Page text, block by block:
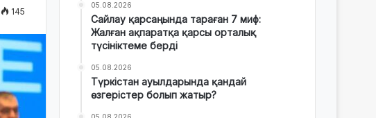
145
05.08.2026
Сайлау қарсаңында тараған 7 миф:
Жалған ақпаратқа қарсы орталық
түсініктеме берді
05.08.2026
Түркістан ауылдарында қандай
өзгерістер болып жатыр?